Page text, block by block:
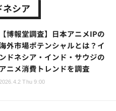
ネシア
【博報堂調査】日本アニメIPの
外市場ポテンシャルとは？イ
ンドネシア・インド・サウジの
アニメ消費トレンドを調査
2026.4.2 Thu 9:00